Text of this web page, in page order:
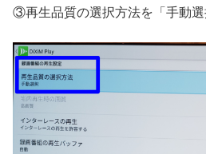
③再生品質の選択方法を「手動選